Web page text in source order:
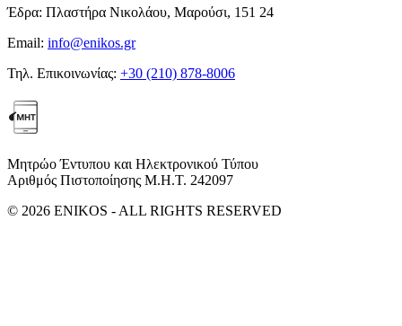
Έδρα: Πλαστήρα Νικολάου, Μαρούσι, 151 24
Email: info@enikos.gr
Τηλ. Επικοινωνίας: +30 (210) 878-8006
Μητρώο Έντυπου και Ηλεκτρονικού Τύπου
Αριθμός Πιστοποίησης Μ.Η.Τ. 242097
© 2026 ENIKOS - ALL RIGHTS RESERVED